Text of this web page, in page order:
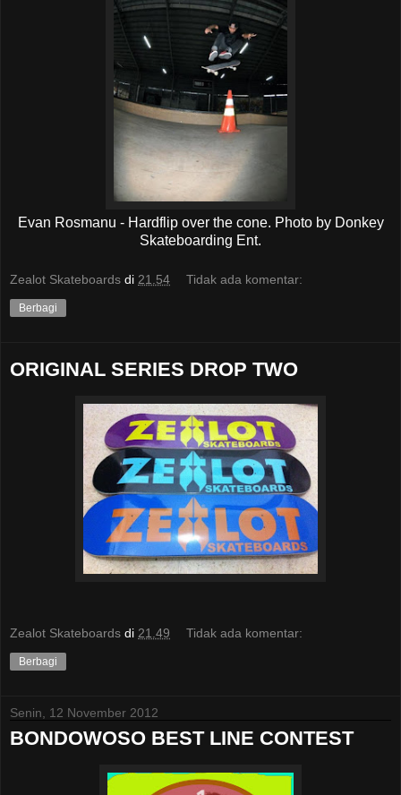
Evan Rosmanu - Hardflip over the cone. Photo by Donkey
Skateboarding Ent.
Zealot Skateboards di 21.54 Tidak ada komentar:
Berbagi
ORIGINAL SERIES DROP TWO
Zealot Skateboards di 21.49 Tidak ada komentar:
Berbagi
Senin, 12 November 2012
BONDOWOSO BEST LINE CONTEST